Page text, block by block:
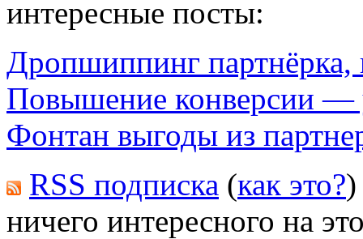
интересные посты:
Дропшиппинг партнёрка,
Повышение конверсии —
Фонтан выгоды из
RSS подписка (как это?)
ничего интересного на